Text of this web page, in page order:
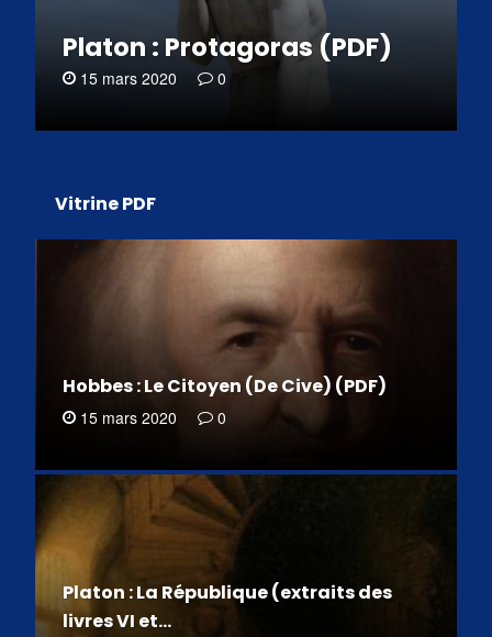
Platon : Protagoras (PDF)
15 mars 2020 0
Vitrine PDF
Hobbes : Le Citoyen (De Cive) (PDF)
15 mars 2020 0
Platon : La République (extraits des
livres VI et…